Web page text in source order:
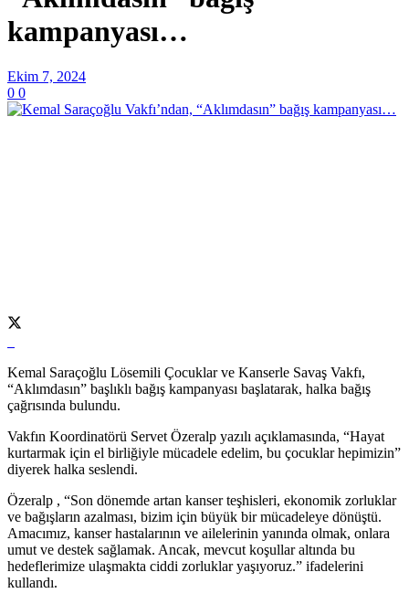
kampanyası…
Ekim 7, 2024
0 0
Kemal Saraçoğlu Lösemili Çocuklar ve Kanserle Savaş Vakfı,
“Aklımdasın” başlıklı bağış kampanyası başlatarak, halka bağış
çağrısında bulundu.
Vakfın Koordinatörü Servet Özeralp yazılı açıklamasında, “Hayat
kurtarmak için el birliğiyle mücadele edelim, bu çocuklar hepimizin”
diyerek halka seslendi.
Özeralp , “Son dönemde artan kanser teşhisleri, ekonomik zorluklar
ve bağışların azalması, bizim için büyük bir mücadeleye dönüştü.
Amacımız, kanser hastalarının ve ailelerinin yanında olmak, onlara
umut ve destek sağlamak. Ancak, mevcut koşullar altında bu
hedeflerimize ulaşmakta ciddi zorluklar yaşıyoruz.” ifadelerini
kullandı.